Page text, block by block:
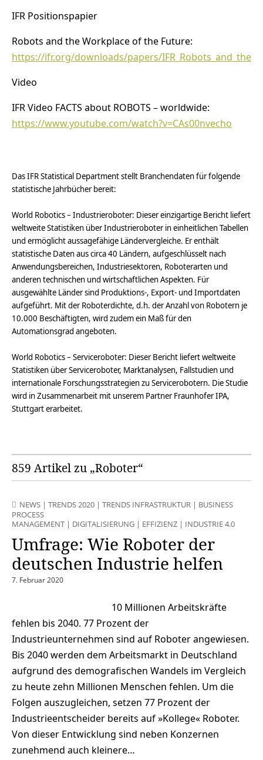
IFR Positionspapier
Robots and the Workplace of the Future:
https://ifr.org/downloads/papers/
Video
IFR Video FACTS about ROBOTS – worldwide:
https://www.youtube.com/watch?v=CAs00nvecho
Das IFR Statistical Department stellt Branchendaten für folgende
statistische Jahrbücher bereit:
World Robotics – Industrieroboter: Dieser einzigartige Bericht liefert
weltweite Statistiken über Industrieroboter in einheitlichen Tabellen
und ermöglicht aussagefähige Ländervergleiche. Er enthält
statistische Daten aus circa 40 Ländern, aufgeschlüsselt nach
Anwendungsbereichen, Industriesektoren, Roboterarten und
anderen technischen und wirtschaftlichen Aspekten. Für
ausgewählte Länder sind Produktions-, Export- und Importdaten
aufgeführt. Mit der Roboterdichte, d.h. der Anzahl von Robotern je
10.000 Beschäftigten, wird zudem ein Maß für den
Automationsgrad angeboten.
World Robotics – Serviceroboter: Dieser Bericht liefert weltweite
Statistiken über Serviceroboter, Marktanalysen, Fallstudien und
internationale Forschungsstrategien zu Servicerobotern. Die Studie
wird in Zusammenarbeit mit unserem Partner Fraunhofer IPA,
Stuttgart erarbeitet.
859 Artikel zu „Roboter“
NEWS | TRENDS 2020 | TRENDS INFRASTRUKTUR | BUSINESS
PROCESS
MANAGEMENT | DIGITALISIERUNG | EFFIZIENZ | INDUSTRIE 4.0
Umfrage: Wie Roboter der
deutschen Industrie helfen
7. Februar 2020
10 Millionen Arbeitskräfte
fehlen bis 2040. 77 Prozent der
Industrieunternehmen sind auf Roboter angewiesen.
Bis 2040 werden dem Arbeitsmarkt in Deutschland
aufgrund des demografischen Wandels im Vergleich
zu heute zehn Millionen Menschen fehlen. Um die
Folgen auszugleichen, setzen 77 Prozent der
Industrieentscheider bereits auf »Kollege« Roboter.
Von dieser Entwicklung sind neben Konzernen
zunehmend auch kleinere…